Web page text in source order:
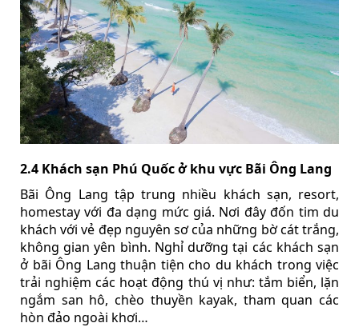
2.4 Khách sạn Phú Quốc ở khu vực Bãi Ông Lang
Bãi Ông Lang tập trung nhiều khách sạn, resort,
homestay với đa dạng mức giá. Nơi đây đốn tim du
khách với vẻ đẹp nguyên sơ của những bờ cát trắng,
không gian yên bình. Nghỉ dưỡng tại các khách sạn
ở bãi Ông Lang thuận tiện cho du khách trong việc
trải nghiệm các hoạt động thú vị như: tắm biển, lặn
ngắm san hô, chèo thuyền kayak, tham quan các
hòn đảo ngoài khơi…